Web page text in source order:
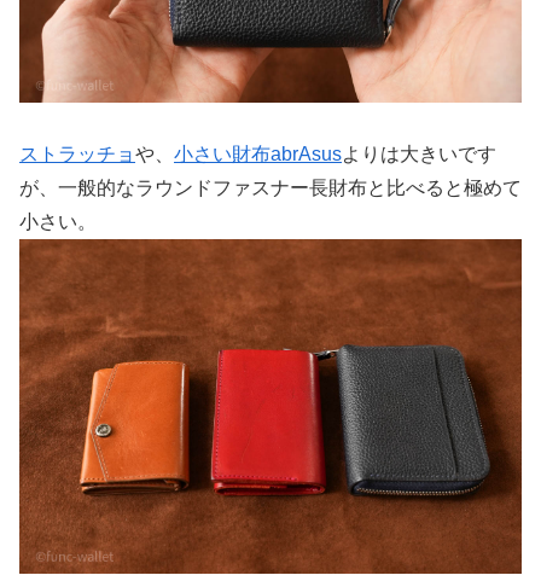
ストラッチョや、 小さい財布abrAsusよりは大きいです
が、一般的なラウンドファスナー長財布と比べると極めて
小さい。